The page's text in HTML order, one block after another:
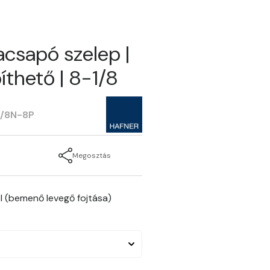
szelep |
| 8-1/8
8N-8P
Megosztás
levegő fojtása)